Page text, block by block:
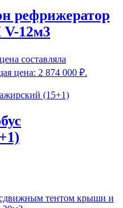
рефрижератор
12м3
составляла
цена: 2 874 000 ₽.